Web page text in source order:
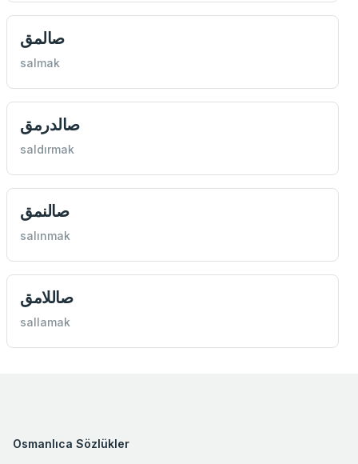
صالمق
salmak
صالدرمق
saldırmak
صالنمق
salınmak
صاللامق
sallamak
Osmanlıca Sözlükler